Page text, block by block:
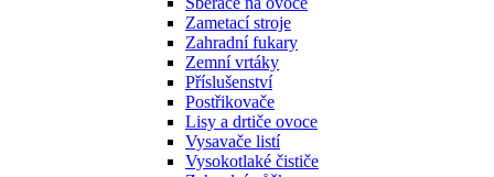
Zametací stroje
Zahradní fukary
Zemní vrtáky
Příslušenství
Postřikovače
Lisy a drtiče ovoce
Vysavače listí
Vysokotlaké čističe